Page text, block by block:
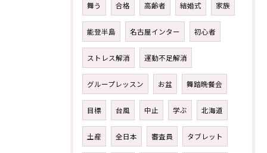
舞う 合格 高齢者 結婚式 家族
能登半島 名古屋インター 初心者
ストレス解消 運動不足解消
グループレッスン お盆 舞踏晩餐会
目標 台風 中止 学ぶ 北海道
土産 全日本 審査員 タブレット